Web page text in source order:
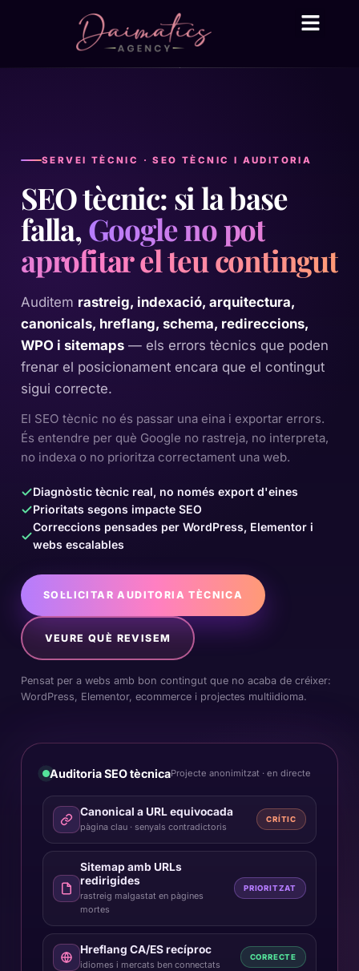
SERVEI TÈCNIC · SEO TÈCNIC I AUDITORIA
SEO tècnic: si la base
falla,Google no pot
aprofitar el teu contingut
Auditem rastreig, indexació, arquitectura,
canonicals, hreflang, schema, redireccions,
WPO i sitemaps — els errors tècnics que poden
frenar el posicionament encara que el contingut
sigui correcte.
El SEO tècnic no és passar una eina i exportar errors.
És entendre per què Google no rastreja, no interpreta,
no indexa o no prioritza correctament una web.
Diagnòstic tècnic real, no només export d'eines
Prioritats segons impacte SEO
Correccions pensades per WordPress, Elementor i
webs escalables
SOL·LICITAR AUDITORIA TÈCNICA
VEURE QUÈ REVISEM
Pensat per a webs amb bon contingut que no acaba de créixer:
WordPress, Elementor, ecommerce i projectes multiidioma.
Auditoria SEO tècnicaProjecte anonimitzat · en directe
Canonical a URL equivocada
pàgina clau · senyals contradictoris
CRÍTIC
Sitemap amb URLs
redirigides
rastreig malgastat en pàgines
mortes
PRIORITZAT
Hreflang CA/ES recíproc
idiomes i mercats ben connectats
CORRECTE
Daima Business AI
● En línia